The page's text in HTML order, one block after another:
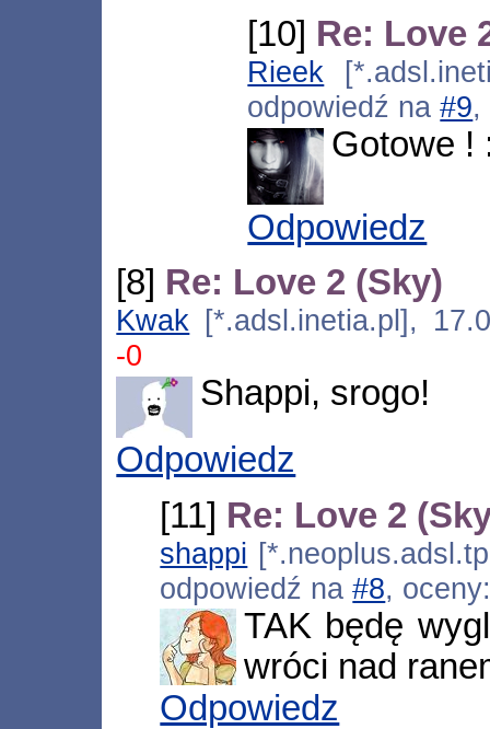
[10] Re: Love
Rieek
odpowiedź na#9,
Gotowe !
Odpowiedz
[8] Re: Love 2 (Sky)
Kwak [*.adsl.inetia.pl],
-0
Shappi, srogo!
Odpowiedz
[11] Re: Love 2
shappi
odpowiedź na#8,
TAK będę
wróci nad
Odpowiedz